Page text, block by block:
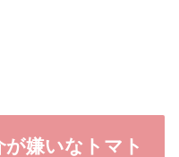
が嫌いなトマト